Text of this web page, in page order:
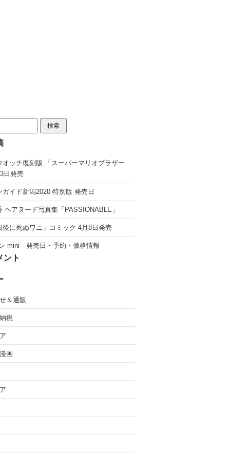
オッチ復刻版 「スーパーマリオブラザー
日発売
ガイド新潟2020 特別版 発売日
ヘアヌード写真集「PASSIONABLE」
後に死ぬワニ」コミック 4月8日発売
mini 発売日・予約・価格情報
ント
＆通販
税
画